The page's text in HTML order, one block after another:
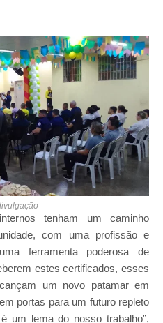
tenham um caminho
com uma profissão e
ferramenta poderosa de
estes certificados, esses
um novo patamar em
portas para um futuro repleto
um lema do nosso trabalho”,